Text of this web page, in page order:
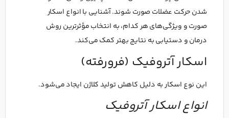
شدن حرکت عضلات صورت شوند. آشنایی با انواع اسکار
صورت و ویژگی‌های هر کدام، به انتخاب مؤثرترین روش
درمان و دستیابی به نتایج بهتر کمک می‌کند.
اسکار آتروفیک (فرورفته)
این نوع اسکار به دلیل کاهش تولید کلاژن ایجاد می‌شود.
انواع اسکار آتروفیک